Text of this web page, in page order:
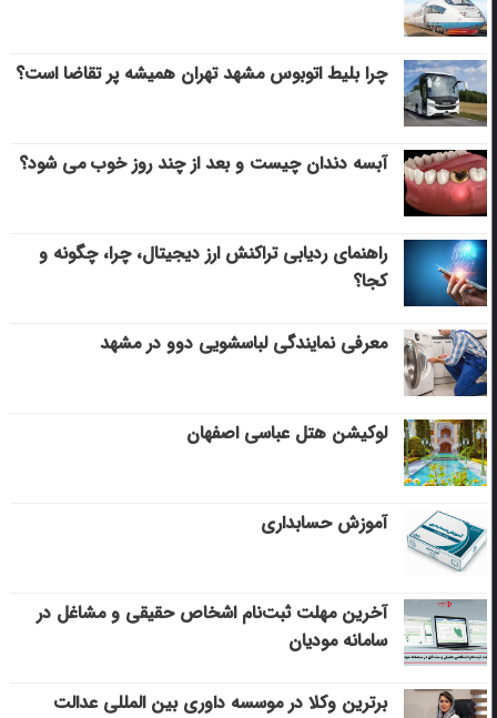
چرا بلیط اتوبوس مشهد تهران همیشه پر تقاضا است؟
آبسه دندان چیست و بعد از چند روز خوب می‌ شود؟
راهنمای ردیابی تراکنش ارز دیجیتال، چرا، چگونه و
کجا؟
معرفی نمایندگی لباسشویی دوو در مشهد
لوکیشن هتل عباسی اصفهان
آموزش حسابداری
آخرین مهلت ثبت‌نام اشخاص حقیقی و مشاغل در
سامانه مودیان
برترین وکلا در موسسه داوری بین المللی عدالت